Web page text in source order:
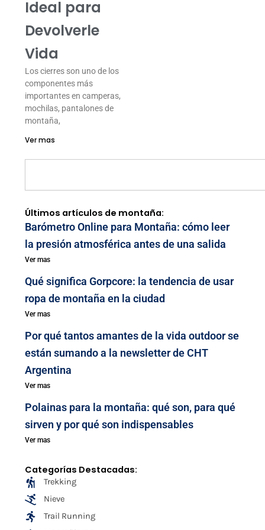
Ideal para
Devolverle
Vida
Los cierres son uno de los
componentes más
importantes en camperas,
mochilas, pantalones de
montaña,
Ver mas
Últimos artículos de montaña:
Barómetro Online para Montaña: cómo leer
la presión atmosférica antes de una salida
Ver mas
Qué significa Gorpcore: la tendencia de usar
ropa de montaña en la ciudad
Ver mas
Por qué tantos amantes de la vida outdoor se
están sumando a la newsletter de CHT
Argentina
Ver mas
Polainas para la montaña: qué son, para qué
sirven y por qué son indispensables
Ver mas
Categorías Destacadas:
Trekking
Nieve
Trail Running